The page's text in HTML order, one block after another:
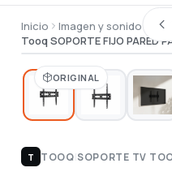
Inicio Imagen y sonido Tv
Tooq SOPORTE FIJO PARED
ORIGINAL
T TOOQ|SOPORTE TV